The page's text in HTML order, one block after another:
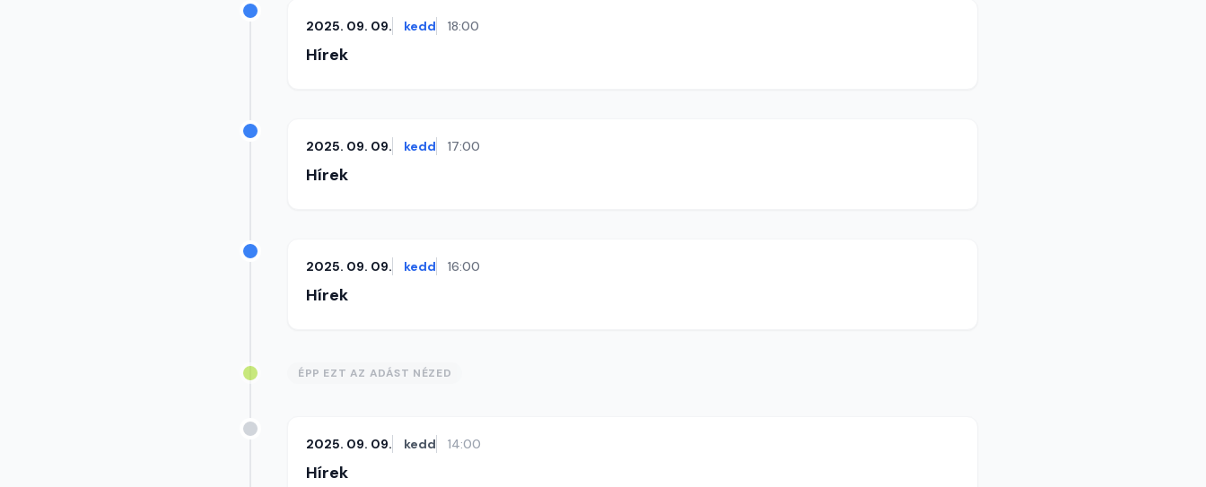
2025. 09. 09. kedd 18:00
Hírek
2025. 09. 09. kedd 17:00
Hírek
2025. 09. 09. kedd 16:00
Hírek
ÉPP EZT AZ ADÁST NÉZED
2025. 09. 09. kedd 14:00
Hírek